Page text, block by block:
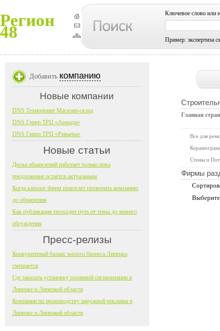
Регион
48
Ключевое слово или
Пример: экспертиза
Главная
Все для
Стены и
Фирмы
Добавить компанию
Новые компании
DNS Технопоинт Магазин-склад
DNS Гипер ТРЦ «Армада»
DNS Гипер ТРЦ «Ривьера»
Новые статьи
Доска объявлений работает только пока
предложение остаётся актуальным
Когда каталог фирм помогает проверить компанию
до обращения
Как публикация проходит путь от темы до живого
обсуждения
Пресс-релизы
Конкурентный баланс малого бизнеса Липецка
смещается
Где заказать установку охранной сигнализации в
Липецке и Липецкой области
Компании по производству наружной рекламы в
Липецке и Липецкой области